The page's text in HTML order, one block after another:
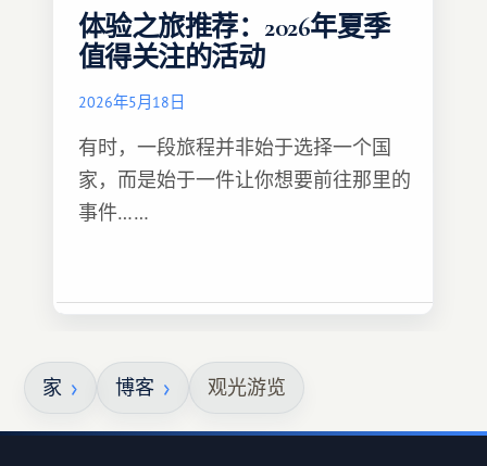
体验之旅推荐：2026年夏季
值得关注的活动
2026年5月18日
有时，一段旅程并非始于选择一个国
家，而是始于一件让你想要前往那里的
事件……
家 博客 观光游览